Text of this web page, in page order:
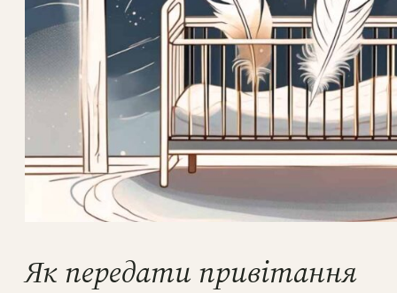
Як передати привітання